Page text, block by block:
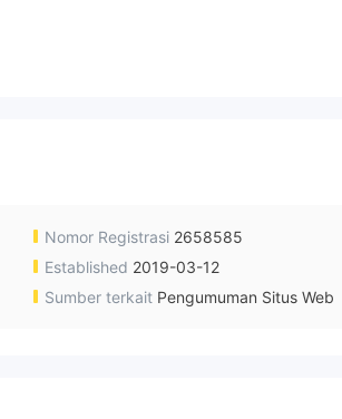
Nomor Registrasi 2658585
Established 2019-03-12
Sumber terkait Pengumuman Situs Web